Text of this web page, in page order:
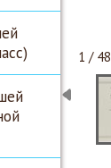
1 / 48